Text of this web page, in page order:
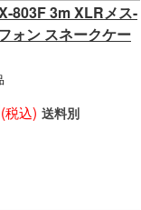
803F 3m XLRメス-
ォン スネークケー
(税込) 送料別